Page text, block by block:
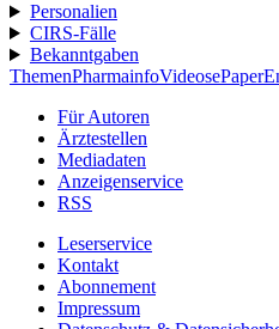
Personalien
CIRS-Fälle
Bekanntgaben
ThemenPharmainfoVideosePaper
Für Autoren
Ärztestellen
Mediadaten
Anzeigenservice
RSS
Leserservice
Kontakt
Abonnement
Impressum